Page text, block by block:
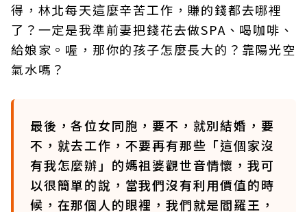
得，林北每天這麼辛苦工作，賺的錢都去哪裡
了？一定是我準前妻把錢花去做SPA、喝咖啡、
給娘家。喔，那你的孩子怎麼長大的？靠陽光空
氣水嗎？
最後，各位女同胞，要不，就別結婚，要
不，就去工作，不要再有那些「這個家沒
有我怎麼辦」的媽祖婆觀世音情懷，我可
以很簡單的說，當我們沒有利用價值的時
候，在那個人的眼裡，我們就是閻羅王，